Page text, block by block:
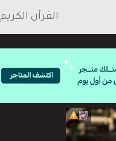
القرآن الكريم